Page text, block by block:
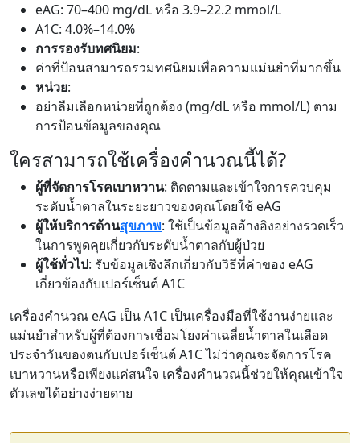
eAG: 70–400 mg/dL หรือ 3.9–22.2 mmol/L
A1C: 4.0%–14.0%
การรองรับทศนิยม:
ค่าที่ป้อนสามารถรวมทศนิยมเพื่อความแม่นยำที่มากขึ้น
หน่วย:
อย่าลืมเลือกหน่วยที่ถูกต้อง (mg/dL หรือ mmol/L) ตาม
การป้อนข้อมูลของคุณ
ใครสามารถใช้เครื่องคำนวณนี้ได้?
ผู้ที่จัดการโรคเบาหวาน: ติดตามและเข้าใจการควบคุม
ระดับน้ำตาลในระยะยาวของคุณโดยใช้ eAG
ผู้ให้บริการด้านสุขภาพ: ใช้เป็นข้อมูลอ้างอิงอย่างรวดเร็ว
ในการพูดคุยเกี่ยวกับระดับน้ำตาลกับผู้ป่วย
ผู้ใช้ทั่วไป: รับข้อมูลเชิงลึกเกี่ยวกับวิธีที่ค่าของ eAG
เกี่ยวข้องกับเปอร์เซ็นต์ A1C
เครื่องคำนวณ eAG เป็น A1C เป็นเครื่องมือที่ใช้งานง่ายและ
แม่นยำสำหรับผู้ที่ต้องการเชื่อมโยงค่าเฉลี่ยน้ำตาลในเลือด
ประจำวันของตนกับเปอร์เซ็นต์ A1C ไม่ว่าคุณจะจัดการโรค
เบาหวานหรือเพียงแค่สนใจ เครื่องคำนวณนี้ช่วยให้คุณเข้าใจ
ตัวเลขได้อย่างง่ายดาย